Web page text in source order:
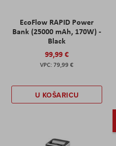
EcoFlow RAPID Power
Bank (25000 mAh, 170W) -
Black
99,99 €
79,99 €
U KOŠARICU